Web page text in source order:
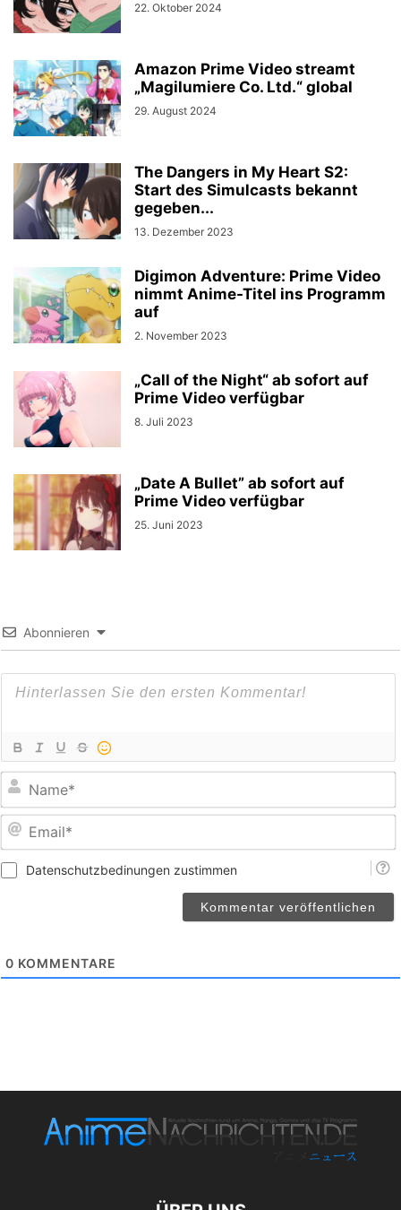
22. Oktober 2024
Amazon Prime Video streamt
„Magilumiere Co. Ltd.“ global
29. August 2024
The Dangers in My Heart S2:
Start des Simulcasts bekannt
gegeben...
13. Dezember 2023
Digimon Adventure: Prime Video
nimmt Anime-Titel ins Programm
auf
2. November 2023
„Call of the Night“ ab sofort auf
Prime Video verfügbar
8. Juli 2023
„Date A Bullet” ab sofort auf
Prime Video verfügbar
25. Juni 2023
Abonnieren
Datenschutzbedinungen zustimmen
0 KOMMENTARE